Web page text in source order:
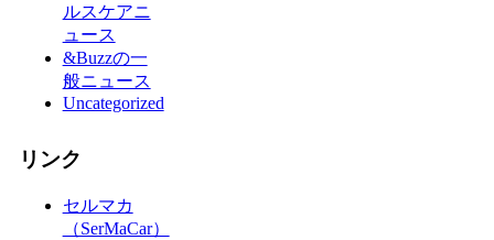
ルスケアニ
ュース
&Buzzの一
般ニュース
Uncategorized
リンク
セルマカ
（SerMaCar）